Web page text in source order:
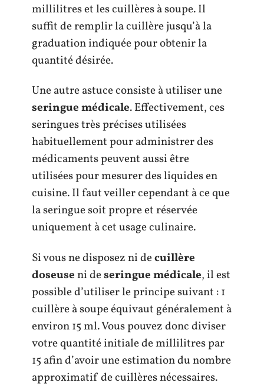
millilitres et les cuillères à soupe. Il
suffit de remplir la cuillère jusqu’à la
graduation indiquée pour obtenir la
quantité désirée.
Une autre astuce consiste à utiliser une
seringue médicale. Effectivement, ces
seringues très précises utilisées
habituellement pour administrer des
médicaments peuvent aussi être
utilisées pour mesurer des liquides en
cuisine. Il faut veiller cependant à ce que
la seringue soit propre et réservée
uniquement à cet usage culinaire.
Si vous ne disposez ni decuillère
doseuseni deseringue médicale, il est
possible d’utiliser le principe suivant : 1
cuillère à soupe équivaut généralement à
environ 15 ml. Vous pouvez donc diviser
votre quantité initiale de millilitres par
15 afin d’avoir une estimation du nombre
approximatif de cuillères nécessaires.